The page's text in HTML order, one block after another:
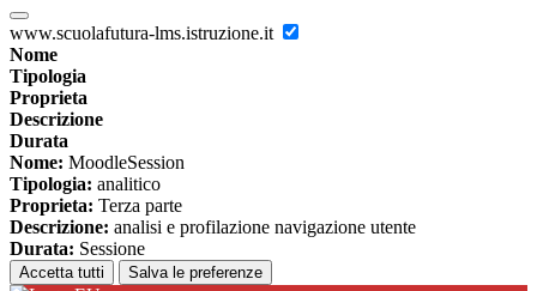
www.scuolafutura-lms.istruzione.it
Nome
Tipologia
Proprieta
Descrizione
Durata
Nome: MoodleSession
Tipologia: analitico
Proprieta: Terza parte
Descrizione: analisi e profilazione navigazione utente
Durata: Sessione
Accetta tutti Salva le preferenze